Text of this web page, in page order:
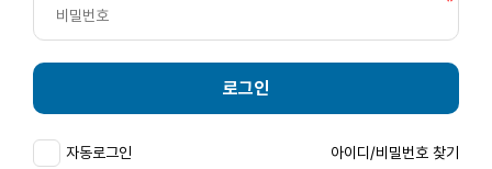
로그인
자동로그인 아이디/비밀번호 찾기